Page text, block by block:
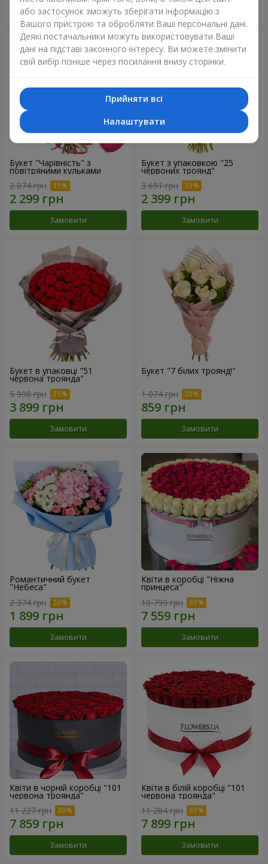
Замовити Замовити
Букет "Чарівність" з
повітряними кульками
2 874 грн
Замовити
Букет з упаковкою "25
червоних троянд"
3 691 грн
Замовити
Букет в упаковці "51
червона троянда"
5 998 грн
Замовити
Букет "7 білих троянд!"
1 074 грн
Замовити
Романтичний букет
"Небеса"
2 374 грн
Замовити
Квіти в коробці "Ніжна
принцеса"
10 799 грн
Замовити
Квіти в чорній коробці "101
червона троянда"
11 227 грн
Замовити
Квіти в білій коробці "101
червона троянда"
11 284 грн
Замовити
або застосунок зможуть зберігати інформацію з
Вашого пристрою та обробляти Ваші персональні дані.
Деякі постачальники можуть використовувати Ваші
дані на підставі законного інтересу. Ви можете змінити
свій вибір пізніше через посилання внизу сторінки.
Прийняти всі
Налаштувати